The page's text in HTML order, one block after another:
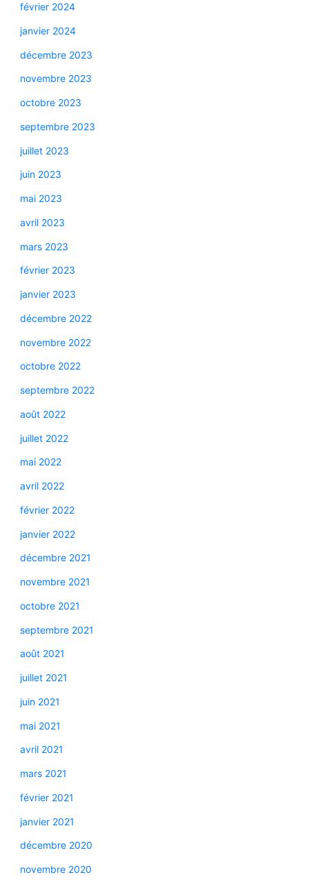
février 2024
janvier 2024
décembre 2023
novembre 2023
octobre 2023
septembre 2023
juillet 2023
juin 2023
mai 2023
avril 2023
mars 2023
février 2023
janvier 2023
décembre 2022
novembre 2022
octobre 2022
septembre 2022
août 2022
juillet 2022
mai 2022
avril 2022
février 2022
janvier 2022
décembre 2021
novembre 2021
octobre 2021
septembre 2021
août 2021
juillet 2021
juin 2021
mai 2021
avril 2021
mars 2021
février 2021
janvier 2021
décembre 2020
novembre 2020